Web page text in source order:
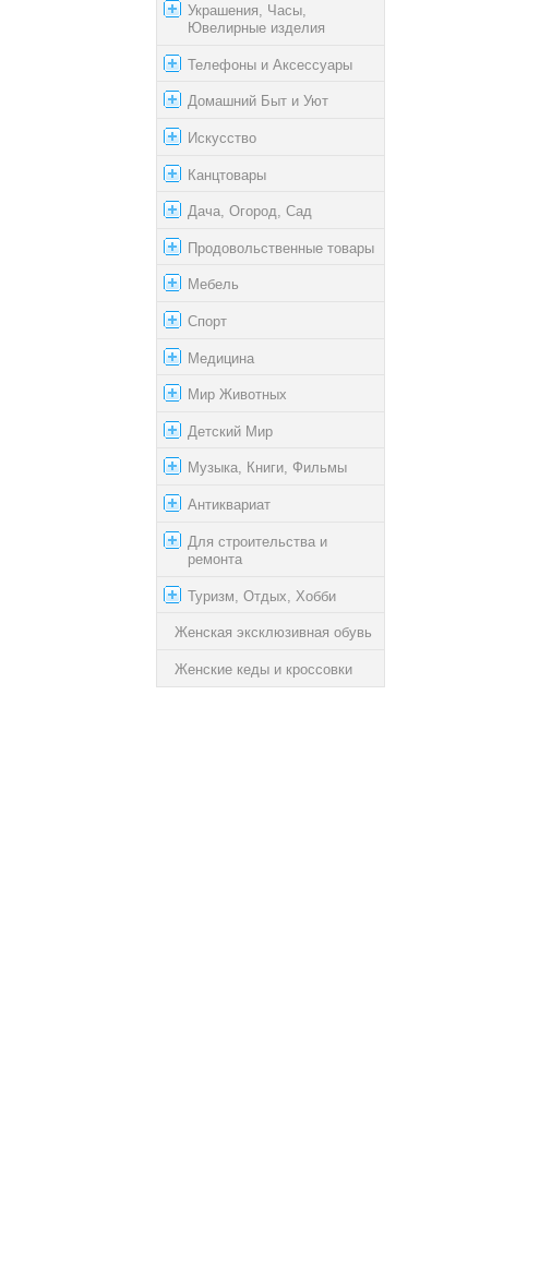
Украшения, Часы,
Ювелирные изделия
Телефоны и Аксессуары
Домашний Быт и Уют
Искусство
Канцтовары
Дача, Огород, Сад
Продовольственные товары
Мебель
Спорт
Медицина
Мир Животных
Детский Мир
Музыка, Книги, Фильмы
Антиквариат
Для строительства и
ремонта
Туризм, Отдых, Хобби
Женская эксклюзивная обувь
Женские кеды и кроссовки